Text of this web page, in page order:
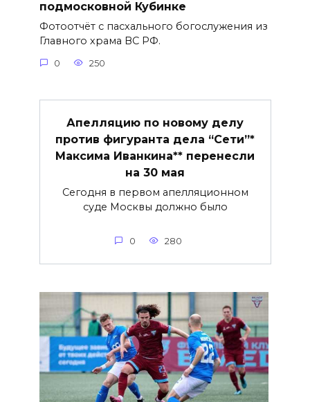
подмосковной Кубинке
Фотоотчёт с пасхального богослужения из
Главного храма ВС РФ.
0 250
Апелляцию по новому делу
против фигуранта дела “Сети”*
Максима Иванкина** перенесли
на 30 мая
Сегодня в первом апелляционном
суде Москвы должно было
0 280